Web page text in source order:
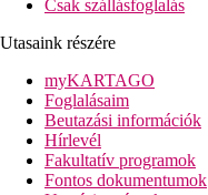
Csak szállásfoglalás
Utasaink részére
myKARTAGO
Foglalásaim
Beutazási információk
Hírlevél
Fakultatív programok
Fontos dokumentumok